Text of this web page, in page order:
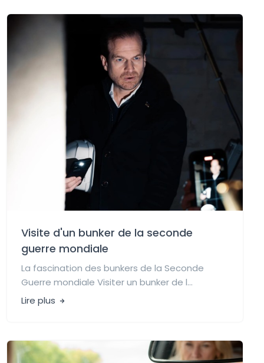
Visite d'un bunker de la seconde
guerre mondiale
La fascination des bunkers de la Seconde
Guerre mondiale Visiter un bunker de l...
Lire plus